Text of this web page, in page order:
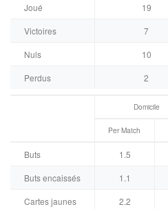
Joué 19
Victoires
7
Nuls
10
Perdus
2
Domicile
Per Match
Buts 1.5
Buts encaissés
1.1
Cartes jaunes
2.2